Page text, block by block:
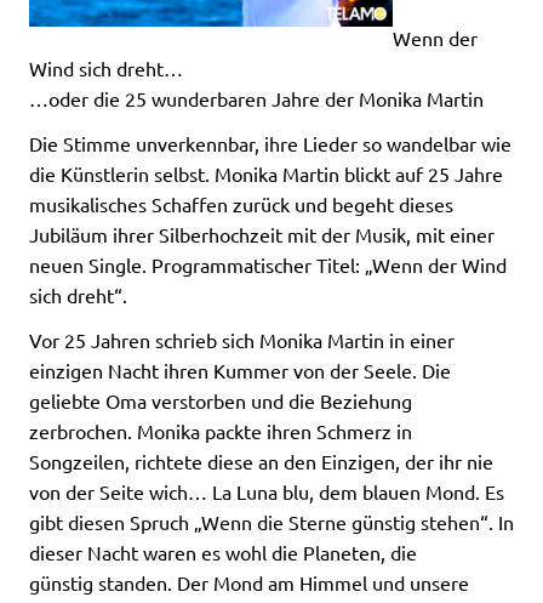
Wenn der
Wind sich dreht…
…oder die 25 wunderbaren Jahre der Monika Martin
Die Stimme unverkennbar, ihre Lieder so wandelbar wie
die Künstlerin selbst. Monika Martin blickt auf 25 Jahre
musikalisches Schaffen zurück und begeht dieses
Jubiläum ihrer Silberhochzeit mit der Musik, mit einer
neuen Single. Programmatischer Titel: „Wenn der Wind
sich dreht“.
Vor 25 Jahren schrieb sich Monika Martin in einer
einzigen Nacht ihren Kummer von der Seele. Die
geliebte Oma verstorben und die Beziehung
zerbrochen. Monika packte ihren Schmerz in
Songzeilen, richtete diese an den Einzigen, der ihr nie
von der Seite wich… La Luna blu, dem blauen Mond. Es
gibt diesen Spruch „Wenn die Sterne günstig stehen“. In
dieser Nacht waren es wohl die Planeten, die
günstig standen. Der Mond am Himmel und unsere